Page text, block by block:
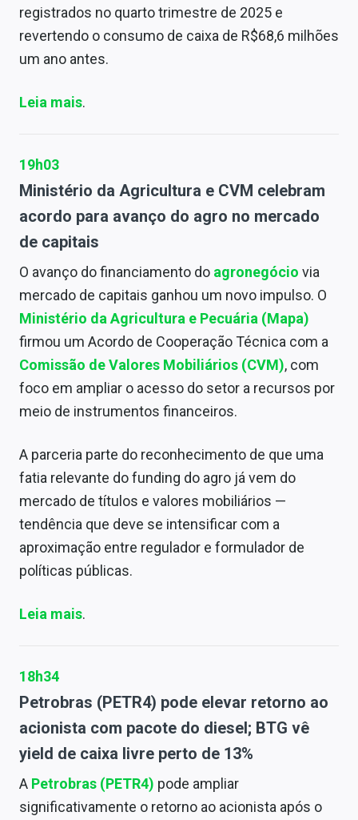
registrados no quarto trimestre de 2025 e
revertendo o consumo de caixa de R$68,6 milhões
um ano antes.
Leia mais.
19h03
Ministério da Agricultura e CVM celebram
acordo para avanço do agro no mercado
de capitais
O avanço do financiamento do agronegócio via
mercado de capitais ganhou um novo impulso. O
Ministério da Agricultura e Pecuária (Mapa)
firmou um Acordo de Cooperação Técnica com a
Comissão de Valores Mobiliários (CVM), com
foco em ampliar o acesso do setor a recursos por
meio de instrumentos financeiros.
A parceria parte do reconhecimento de que uma
fatia relevante do funding do agro já vem do
mercado de títulos e valores mobiliários —
tendência que deve se intensificar com a
aproximação entre regulador e formulador de
políticas públicas.
Leia mais.
18h34
Petrobras (PETR4) pode elevar retorno ao
acionista com pacote do diesel; BTG vê
yield de caixa livre perto de 13%
A Petrobras (PETR4) pode ampliar
significativamente o retorno ao acionista após o